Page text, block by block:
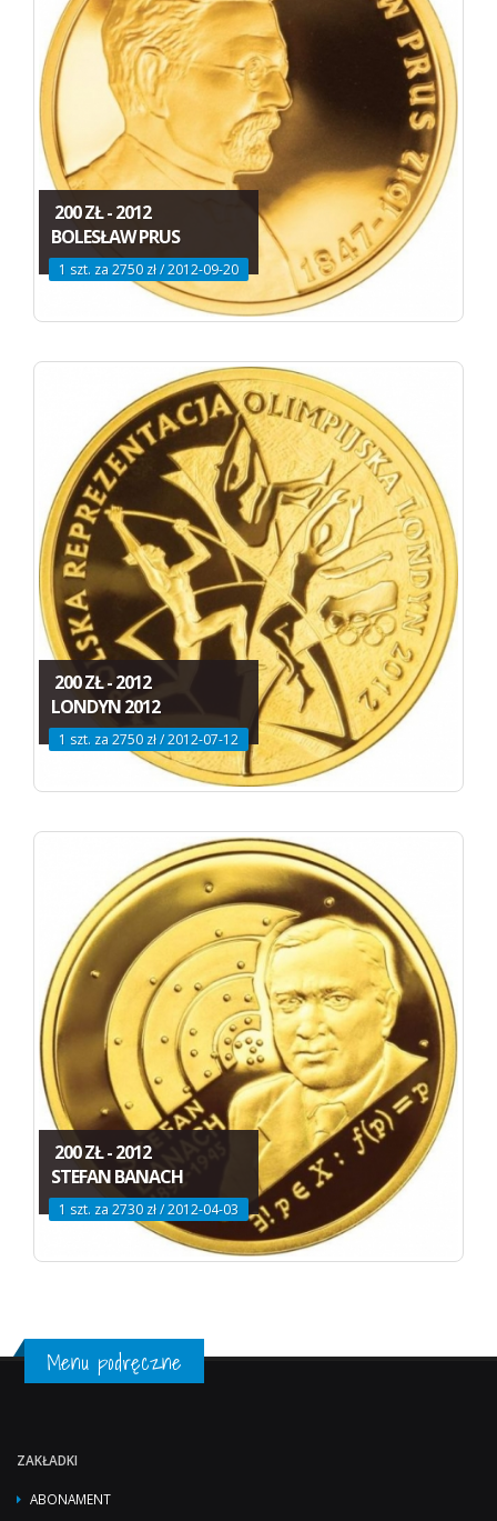
200 ZŁ - 2012
BOLESŁAW PRUS
1 szt. za 2750 zł / 2012-09-20
200 ZŁ - 2012
LONDYN 2012
1 szt. za 2750 zł / 2012-07-12
200 ZŁ - 2012
STEFAN BANACH
1 szt. za 2730 zł / 2012-04-03
Menu podręczne
ZAKŁADKI
ABONAMENT